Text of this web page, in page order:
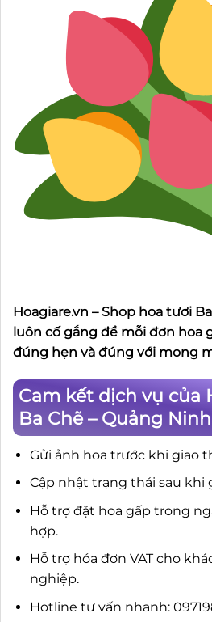
Hoagiare.vn – Shop hoa tươi
luôn cố gắng để mỗi đơn hoa
đúng hẹn và đúng với mong
Cam kết dịch vụ của
Ba Chẽ – Quảng Ninh
Gửi ảnh hoa trước khi giao
Cập nhật trạng thái sau khi
Hỗ trợ đặt hoa gấp trong
hợp.
Hỗ trợ hóa đơn VAT cho
nghiệp.
Hotline tư vấn nhanh: